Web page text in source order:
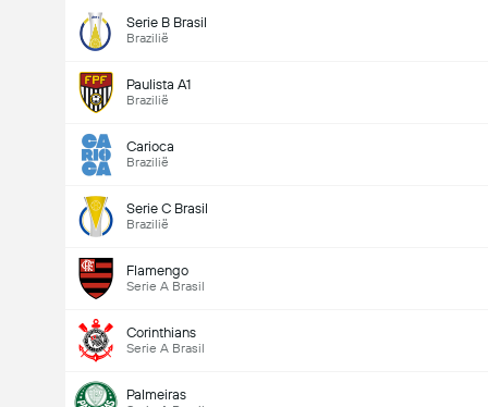
Serie B Brasil
Brazilië
Paulista A1
Brazilië
Carioca
Brazilië
Serie C Brasil
Brazilië
Flamengo
Serie A Brasil
Corinthians
Serie A Brasil
Palmeiras